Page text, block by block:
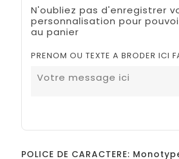
N'oubliez pas d'enregistrer
personnalisation pour
au panier
PRENOM OU TEXTE A BRODER ICI
POLICE DE CARACTERE: